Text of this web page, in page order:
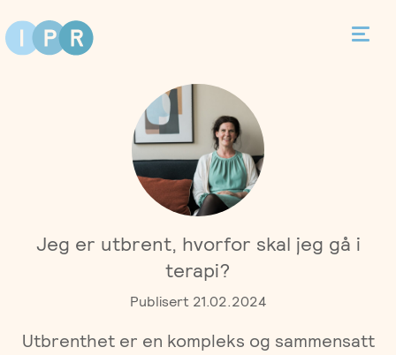
Jeg er utbrent, hvorfor skal jeg gå i
terapi?
Publisert 21.02.2024
Utbrenthet er en kompleks og sammensatt